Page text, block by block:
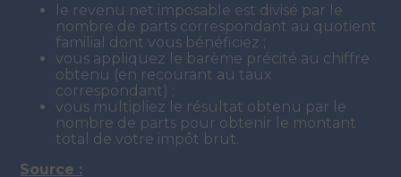
le revenu net imposable est divisé par le
nombre de parts correspondant au quotient
familial dont vous bénéficiez ;
vous appliquez le barème précité au chiffre
obtenu (en recourant au taux
correspondant) ;
vous multipliez le résultat obtenu par le
nombre de parts pour obtenir le montant
total de votre impôt brut.
Source :